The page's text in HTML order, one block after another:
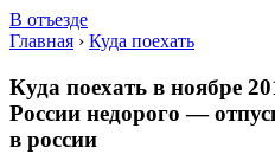
В отъезде
Главная › Куда поехать
Куда поехать в ноябре
России недорого —
в россии